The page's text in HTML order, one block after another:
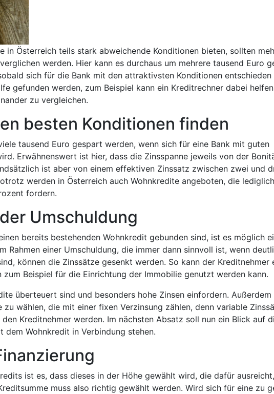
in Österreich teils stark abweichende Konditionen bieten, sollten
werden. Hier kann es durchaus um mehrere tausend Euro
sich für die Bank mit den attraktivsten Konditionen entschieden
gefunden werden, zum Beispiel kann ein Kreditrechner dabei
zu vergleichen.
besten Konditionen finden
tausend Euro gespart werden, wenn sich für eine Bank mit guten
Erwähnenswert ist hier, dass die Zinsspanne jeweils von der
ist aber von einem effektiven Zinssatz zwischen zwei und
werden in Österreich auch Wohnkredite angeboten, die
fordern.
Umschuldung
bereits bestehenden Wohnkredit gebunden sind, ist es möglich
Rahmen einer Umschuldung, die immer dann sinnvoll ist, wenn
können die Zinssätze gesenkt werden. So kann der Kreditnehmer
zum Beispiel für die Einrichtung der Immobilie genutzt werden kann.
überteuert sind und besonders hohe Zinsen einfordern. Außerdem
wählen, die mit einer fixen Verzinsung zählen, denn variable
Kreditnehmer werden. Im nächsten Absatz soll nun ein Blick auf
Wohnkredit in Verbindung stehen.
ist es, dass dieses in der Höhe gewählt wird, die dafür
muss also richtig gewählt werden. Wird sich für eine zu